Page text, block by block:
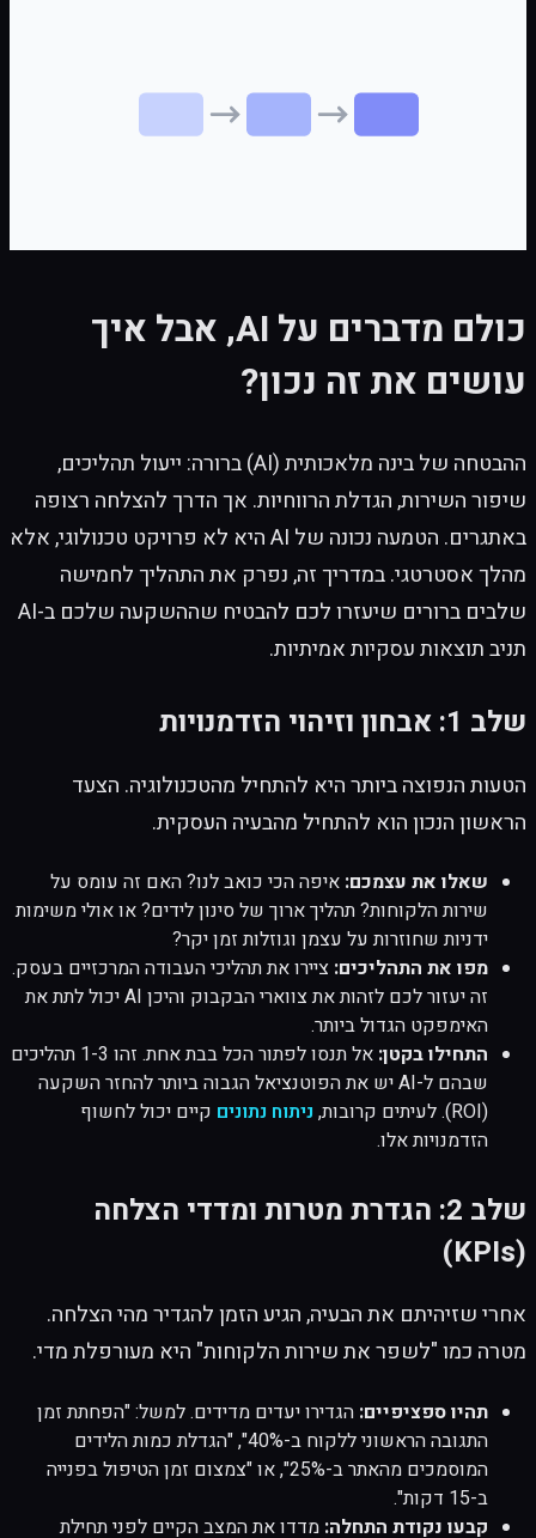
כולם מדברים על AI, אבל איך
עושים את זה נכון?
ההבטחה של בינה מלאכותית (AI) ברורה: ייעול תהליכים,
שיפור השירות, הגדלת הרווחיות. אך הדרך להצלחה רצופה
באתגרים. הטמעה נכונה של AI היא לא פרויקט טכנולוגי, אלא
מהלך אסטרטגי. במדריך זה, נפרק את התהליך לחמישה
שלבים ברורים שיעזרו לכם להבטיח שההשקעה שלכם ב-AI
תניב תוצאות עסקיות אמיתיות.
שלב 1: אבחון וזיהוי הזדמנויות
הטעות הנפוצה ביותר היא להתחיל מהטכנולוגיה. הצעד
הראשון הנכון הוא להתחיל מהבעיה העסקית.
שאלו את עצמכם: איפה הכי כואב לנו? האם זה עומס על
שירות הלקוחות? תהליך ארוך של סינון לידים? או אולי משימות
ידניות שחוזרות על עצמן וגוזלות זמן יקר?
מפו את התהליכים: ציירו את תהליכי העבודה המרכזיים בעסק.
זה יעזור לכם לזהות את צווארי הבקבוק והיכן AI יכול לתת את
האימפקט הגדול ביותר.
התחילו בקטן:
אל תנסו לפתור הכל בבת אחת. זהו 1-3 תהליכים
שבהם ל-AI יש את הפוטנציאל הגבוה ביותר להחזר השקעה
(ROI). לעיתים קרובות,
ניתוח נתונים קיים יכול לחשוף
הזדמנויות אלו.
שלב 2: הגדרת מטרות ומדדי הצלחה
(KPIs)
אחרי שזיהיתם את הבעיה, הגיע הזמן להגדיר מהי הצלחה.
מטרה כמו "לשפר את שירות הלקוחות" היא מעורפלת מדי.
תהיו ספציפיים: הגדירו יעדים מדידים. למשל: "הפחתת זמן
התגובה הראשוני ללקוח ב-40%", "הגדלת כמות הלידים
המוסמכים מהאתר ב-25%", או "צמצום זמן הטיפול בפנייה
ב-15 דקות".
קבעו נקודת התחלה: מדדו את המצב הקיים לפני תחילת